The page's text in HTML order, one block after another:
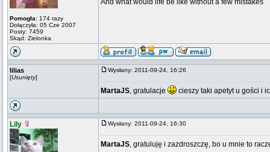
Pomogła: 174 razy
Dołączyła: 05 Cze 2007
Posty: 7459
Skąd: Zielonka
And what would life be like without a few mistakes
lilias
[Usunięty]
Wysłany: 2011-09-24, 16:26
MartaJS, gratulacje cieszy taki apetyt u gości i
Lily Wysłany: 2011-09-24, 16:30
MartaJS, gratuluję i zazdroszczę, bo u mnie to